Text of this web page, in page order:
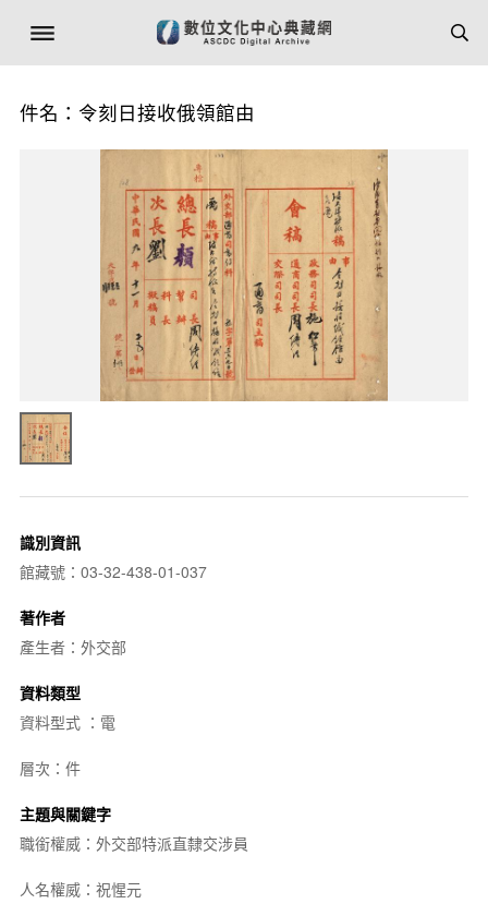
件名：令刻日接收俄領館由
識別資訊
館藏號：03-32-438-01-037
著作者
產生者：外交部
資料類型
資料型式 ：電
層次：件
主題與關鍵字
職銜權威：外交部特派直隸交涉員
人名權威：祝惺元